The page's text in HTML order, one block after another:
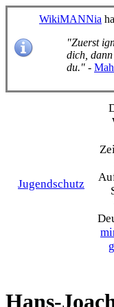
WikiMANNia
"Zuerst
dich,
du." -
Jugendschutz
Hans-